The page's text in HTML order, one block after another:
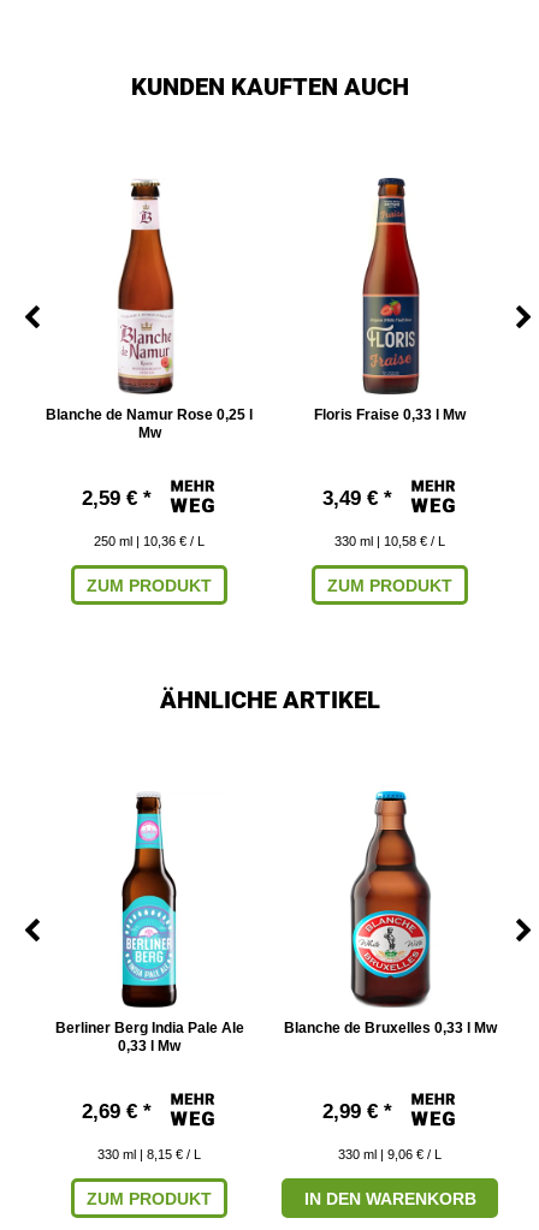
KUNDEN KAUFTEN AUCH
Blanche de Namur Rose 0,25 l
Mw
2,59 € *
250 ml | 10,36 € / L
ZUM PRODUKT
Floris Fraise 0,33 l Mw
3,49 € *
330 ml | 10,58 € / L
ZUM PRODUKT
ÄHNLICHE ARTIKEL
Berliner Berg India Pale Ale
0,33 l Mw
2,69 € *
330 ml | 8,15 € / L
ZUM PRODUKT
Blanche de Bruxelles 0,33 l Mw
2,99 € *
330 ml | 9,06 € / L
IN DEN WARENKORB